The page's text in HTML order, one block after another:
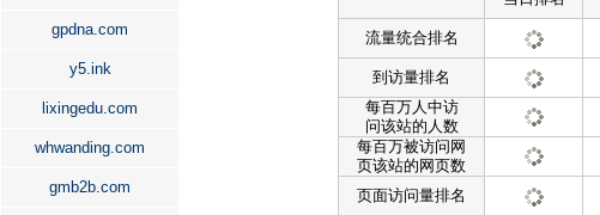
gpdna.com
y5.ink
lixingedu.com
whwanding.com
gmb2b.com
流量统合排名
到访量排名
每百万人中访
问该站的人数
每百万被访问网
页该站的网页数
页面访问量排名